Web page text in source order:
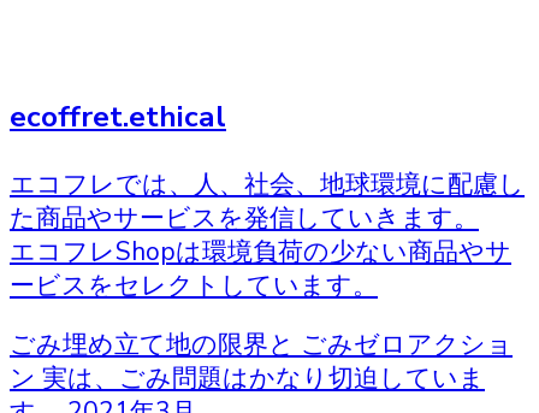
ecoffret.ethical
エコフレでは、人、社会、地球環境に配慮し
た商品やサービスを発信していきます。
エコフレShopは環境負荷の少ない商品やサ
ービスをセレクトしています。
ごみ埋め立て地の限界と ごみゼロアクショ
ン 実は、ごみ問題はかなり切迫していま